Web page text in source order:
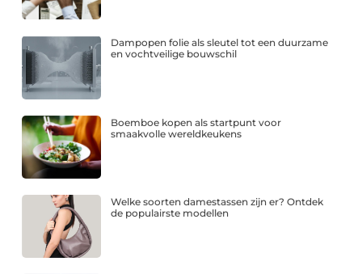
Dampopen folie als sleutel tot een duurzame
en vochtveilige bouwschil
Boemboe kopen als startpunt voor
smaakvolle wereldkeukens
Welke soorten damestassen zijn er? Ontdek
de populairste modellen